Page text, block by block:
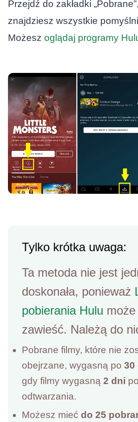
Przejdź do zakładki
znajdziesz wszystkie
Możesz oglądaj programy
Tylko krótka uwaga:
Ta metoda nie jest
doskonała, ponieważ
pobierania Hulu
zawieść. Należą do
Pobrane filmy, które nie
obejrzane, wygasną po30
gdy filmy wygasną2 dni
odtwarzania.
Możesz miećdo 25